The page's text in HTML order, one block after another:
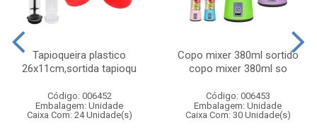
Tapioqueira plastico
26x11cm,sortida tapioqu
Código: 006452
Embalagem: Unidade
Caixa Com: 24 Unidade(s)
Copo mixer 380ml sortido
copo mixer 380ml so
Código: 006453
Embalagem: Unidade
Caixa Com: 30 Unidade(s)